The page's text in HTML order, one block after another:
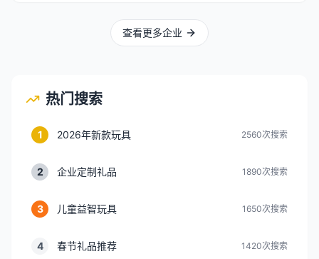
查看更多企业
热门搜索
1 2026年新款玩具 2560次搜索
2 企业定制礼品 1890次搜索
3 儿童益智玩具 1650次搜索
4 春节礼品推荐 1420次搜索